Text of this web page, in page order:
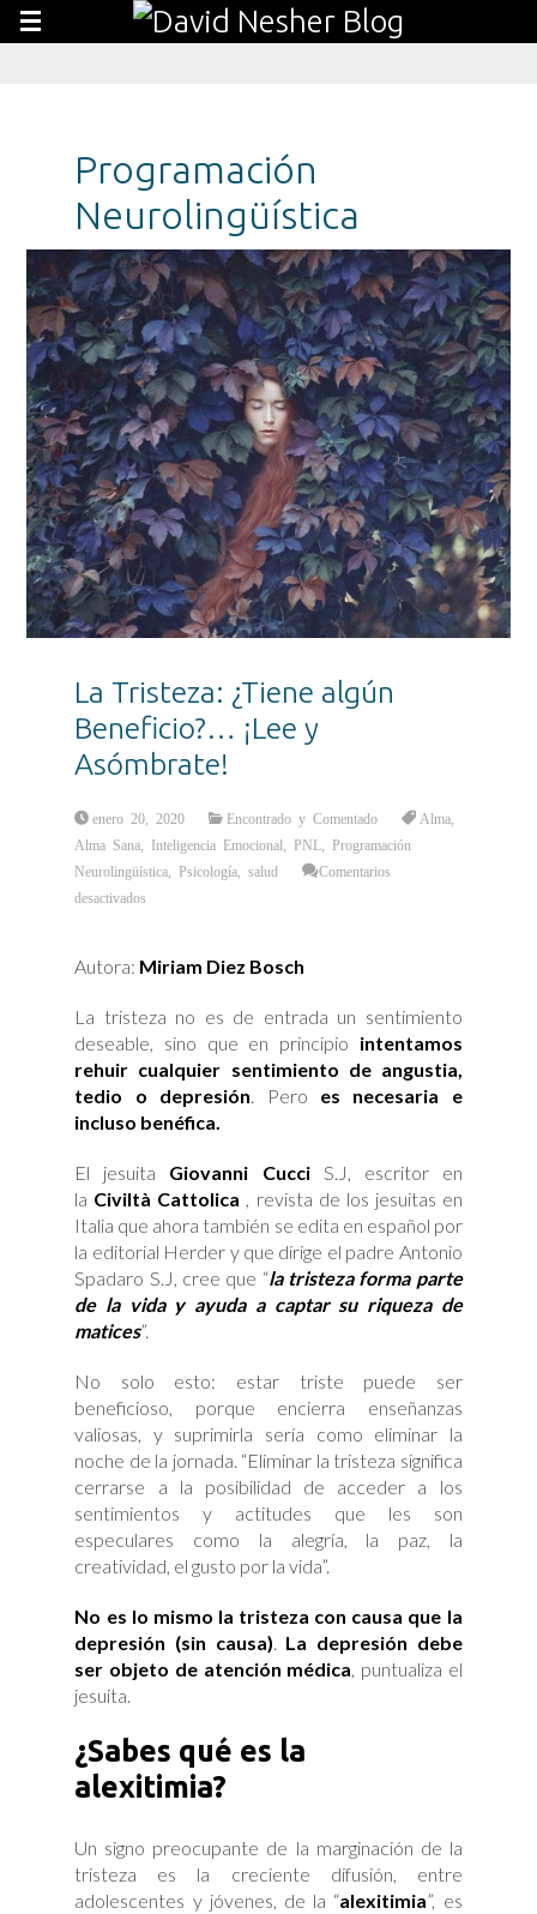
Programación
Neurolingüística
La Tristeza: ¿Tiene algún
Beneficio?… ¡Lee y
Asómbrate!
enero 20, 2020 Encontrado y Comentado Alma
Alma Sana
Inteligencia Emocional PNL
Programación
Neurolingüística
Psicología ,salud
Comentarios
desactivados
Beneficio?…
¡Lee
Autora: Miriam Diez Bosch
La tristeza no es de entrada un sentimiento
deseable, sino que en principio intentamos
rehuir cualquier sentimiento de angustia,
tedio o depresión. Pero es necesaria e
incluso benéfica.
El jesuita Giovanni Cucci S.J, escritor en
la Civiltà Cattolica , revista de los jesuitas en
Italia que ahora también se edita en español por
la editorial Herder y que dirige el padre Antonio
Spadaro S.J, cree que “la tristeza forma parte
de la vida y ayuda a captar su riqueza de
matices”.
No solo esto: estar triste puede ser
beneficioso, porque encierra enseñanzas
valiosas, y suprimirla sería como eliminar la
noche de la jornada. “Eliminar la tristeza significa
cerrarse a la posibilidad de acceder a los
sentimientos y actitudes que les son
especulares como la alegría, la paz, la
creatividad, el gusto por la vida”.
No es lo mismo la tristeza con causa que la
depresión (sin causa). La depresión debe
ser objeto de atención médica, puntualiza el
jesuita.
¿Sabes qué es la
alexitimia?
Un signo preocupante de la marginación de la
tristeza es la creciente difusión, entre
adolescentes y jóvenes, de la “alexitimia”, es